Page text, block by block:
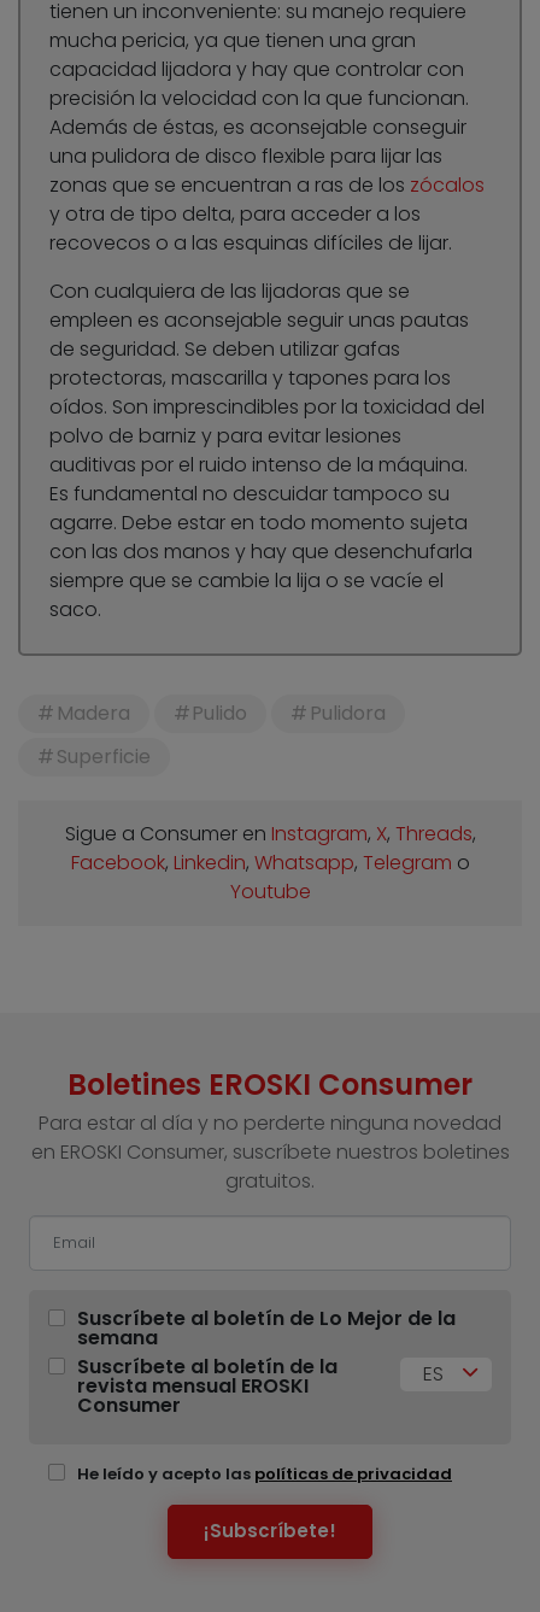
tienen un inconveniente: su manejo requiere
mucha pericia, ya que tienen una gran
capacidad lijadora y hay que controlar con
precisión la velocidad con la que funcionan.
Además de éstas, es aconsejable conseguir
una pulidora de disco flexible para lijar las
zonas que se encuentran a ras de los zócalos
y otra de tipo delta, para acceder a los
recovecos o a las esquinas difíciles de lijar.
Con cualquiera de las lijadoras que se
empleen es aconsejable seguir unas pautas
de seguridad. Se deben utilizar gafas
protectoras, mascarilla y tapones para los
oídos. Son imprescindibles por la toxicidad del
polvo de barniz y para evitar lesiones
auditivas por el ruido intenso de la máquina.
Es fundamental no descuidar tampoco su
agarre. Debe estar en todo momento sujeta
con las dos manos y hay que desenchufarla
siempre que se cambie la lija o se vacíe el
saco.
Madera Pulido
Pulidora
Superficie
Sigue a Consumer en Instagram, X, Threads,
Facebook, Linkedin, Whatsapp, Telegram o
Youtube
Boletines EROSKI Consumer
Para estar al día y no perderte ninguna novedad
en EROSKI Consumer, suscríbete nuestros boletines
gratuitos.
Suscríbete al boletín de Lo Mejor de la
semana
Suscríbete al boletín de la
revista mensual EROSKI
Consumer
ES
He leído y acepto las políticas de privacidad
¡Subscríbete!